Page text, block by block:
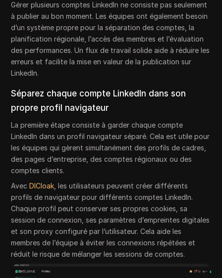
Gérer plusieurs comptes LinkedIn ne consiste pas seulement
à publier au bon moment. Les équipes ont également besoin
d’un système propre pour la séparation des comptes, la
planification régionale, l’accès des membres et l’évaluation
des performances. Un flux de travail solide aide à réduire les
erreurs et facilite la mise en valeur de la publication sur
LinkedIn.
Séparez chaque compte LinkedIn dans son
propre profil navigateur
La première étape consiste à garder chaque compte
LinkedIn dans un profil navigateur séparé. Cela est utile pour
les équipes qui gèrent simultanément des profils de cadres,
des pages d’entreprise, des comptes régionaux ou des
comptes clients.
AvecDICloak , les utilisateurs peuvent créer différents
profils de navigateur pour différents comptes LinkedIn.
Chaque profil peut conserver ses propres cookies, sa
session de connexion, ses paramètres d’empreintes digitales
et son proxy configuré par l’utilisateur. Cela aide les
membres de l’équipe à éviter les connexions répétées et
réduit le risque de mélanger les sessions de comptes.